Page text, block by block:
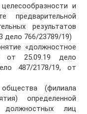
и
предварительной
результатов
дело 766/23789/19)
«должностное
от 25.09.19 дело
487/2178/19, от
(филиала
определенной
лиц